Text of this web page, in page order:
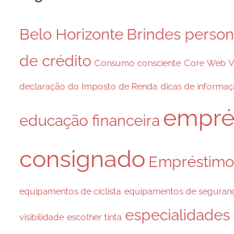
Belo Horizonte Brindes
de crédito Consumo consciente Core Web
declaração do Imposto de Renda dicas de
educação financeira
consignado
equipamentos de ciclista equipamentos de
visibilidade escolher tinta especialidades